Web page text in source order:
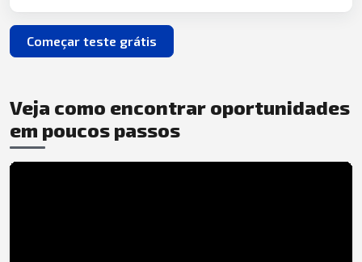
Começar teste grátis
Veja como encontrar oportunidades
em poucos passos